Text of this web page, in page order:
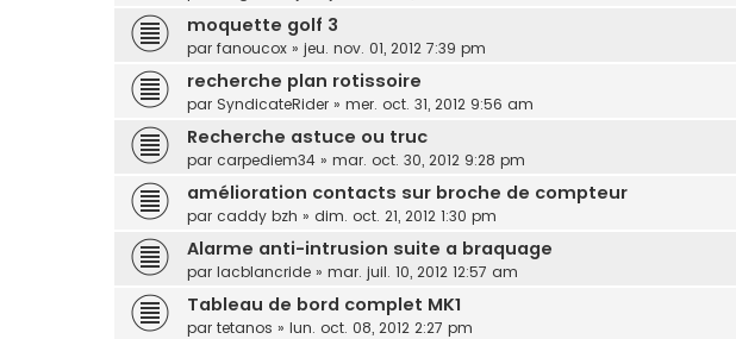
moquette golf 3
par fanoucox » jeu. nov. 01, 2012 7:39 pm
recherche plan rotissoire
par SyndicateRider » mer. oct. 31, 2012 9:56 am
Recherche astuce ou truc
par carpediem34 » mar. oct. 30, 2012 9:28 pm
amélioration contacts sur broche de compteur
par caddy bzh » dim. oct. 21, 2012 1:30 pm
Alarme anti-intrusion suite a braquage
par lacblancride » mar. juil. 10, 2012 12:57 am
Tableau de bord complet MK1
par tetanos » lun. oct. 08, 2012 2:27 pm